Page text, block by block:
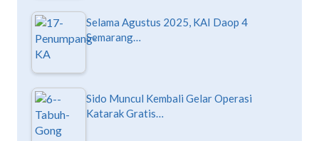
Selama Agustus 2025, KAI Daop 4
Semarang…
Sido Muncul Kembali Gelar Operasi
Katarak Gratis…